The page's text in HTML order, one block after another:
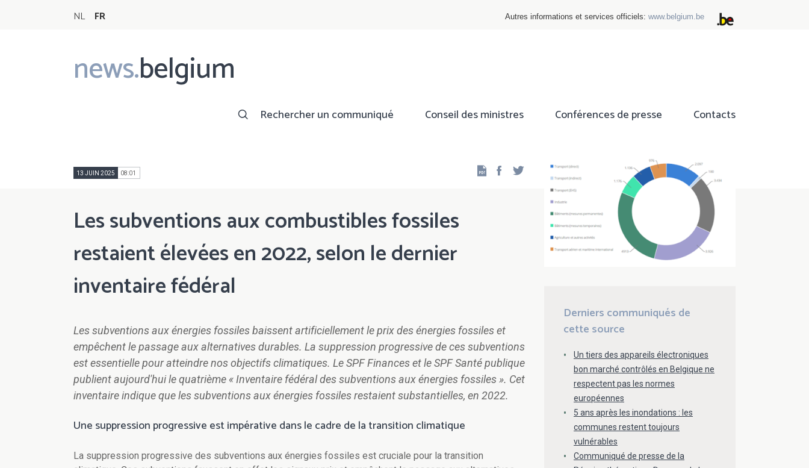
NL FR Autres informations et services officiels: www.belgium.be
news.belgium
Main
navigation
Rechercher un communiqué Conseil des ministres Conférences de presse Contacts
13 JUIN 2025 08:01 Facebook
Twitter
Les subventions aux combustibles fossiles
restaient élevées en 2022, selon le dernier
inventaire fédéral
Les subventions aux énergies fossiles baissent artificiellement le prix des énergies fossiles et
empêchent le passage aux alternatives durables. La suppression progressive de ces subventions
est essentielle pour atteindre nos objectifs climatiques. Le SPF Finances et le SPF Santé publique
publient aujourd'hui le quatrième « Inventaire fédéral des subventions aux énergies fossiles ». Cet
inventaire indique que les subventions aux énergies fossiles restaient substantielles, en 2022.
Une suppression progressive est impérative dans le cadre de la transition climatique
La suppression progressive des subventions aux énergies fossiles est cruciale pour la transition
Derniers communiqués de
cette source
Un tiers des appareils électroniques
bon marché contrôlés en Belgique ne
respectent pas les normes
européennes
5 ans après les inondations : les
communes restent toujours
vulnérables
Communiqué de presse de la